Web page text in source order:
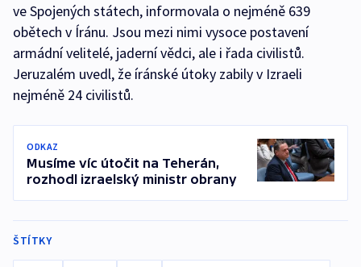
ve Spojených státech, informovala o nejméně 639
obětech v Íránu. Jsou mezi nimi vysoce postavení
armádní velitelé, jaderní vědci, ale i řada civilistů.
Jeruzalém uvedl, že íránské útoky zabily v Izraeli
nejméně 24 civilistů.
ODKAZ
Musíme víc útočit na Teherán,
rozhodl izraelský ministr obrany
ŠTÍTKY